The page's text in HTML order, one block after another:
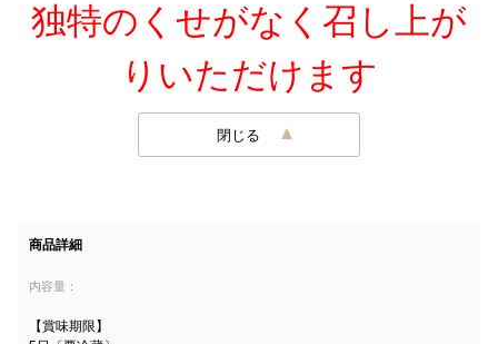
独特のくせがなく召し上が
りいただけます
閉じる
商品詳細
内容量：
【賞味期限】